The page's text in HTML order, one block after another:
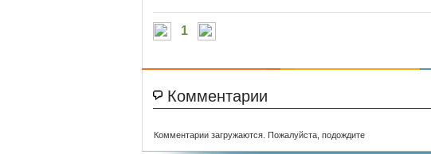
1
Комментарии
Комментарии загружаются. Пожалуйста, подождите